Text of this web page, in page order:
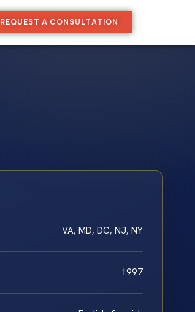
REQUEST A CONSULTATION
VA, MD, DC, NJ, NY
1997